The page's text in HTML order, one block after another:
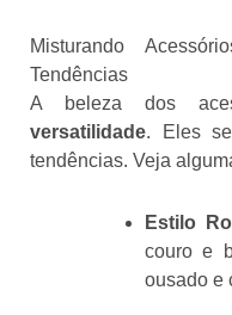
Misturando
Tendências
A beleza dos
versatilidade. Eles
tendências. Veja
Estilo
couro e
ousado e